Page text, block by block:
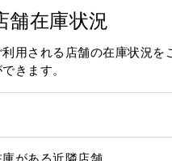
舗在庫状況
利用される店舗の在庫状況を
きます。